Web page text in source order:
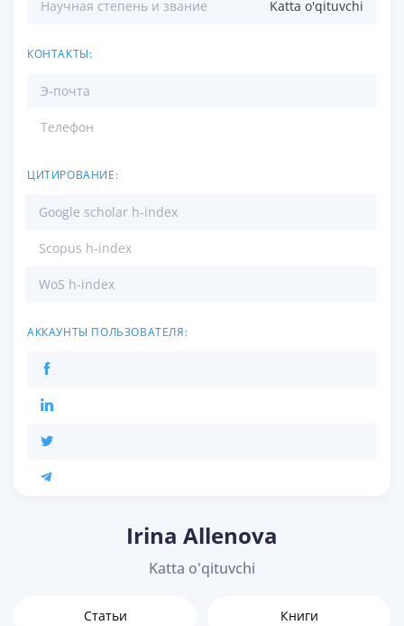
Научная степень и звание Katta o'qituvchi
КОНТАКТЫ:
Э-почта
Телефон
ЦИТИРОВАНИЕ:
Google scholar h-index
Scopus h-index
WoS h-index
АККАУНТЫ ПОЛЬЗОВАТЕЛЯ:
Irina Allenova
Katta o'qituvchi
Статьи Книги